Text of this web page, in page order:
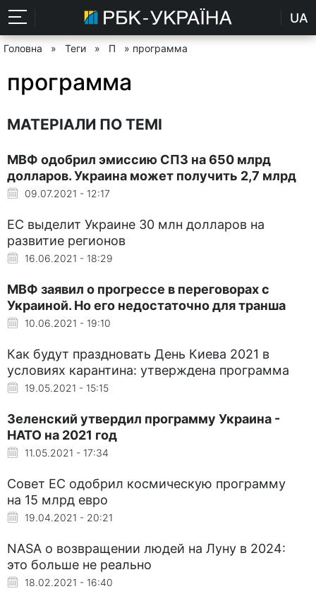
UA
Головна » Теги » П » программа
программа
МАТЕРІАЛИ ПО ТЕМІ
МВФ одобрил эмиссию СПЗ на 650 млрд
долларов. Украина может получить 2,7 млрд
09.07.2021 - 12:17
ЕС выделит Украине 30 млн долларов на
развитие регионов
16.06.2021 - 18:29
МВФ заявил о прогрессе в переговорах с
Украиной. Но его недостаточно для транша
10.06.2021 - 19:10
Как будут праздновать День Киева 2021 в
условиях карантина: утверждена программа
19.05.2021 - 15:15
Зеленский утвердил программу Украина -
НАТО на 2021 год
11.05.2021 - 17:34
Совет ЕС одобрил космическую программу
на 15 млрд евро
19.04.2021 - 20:21
NASA о возвращении людей на Луну в 2024:
это больше не реально
18.02.2021 - 16:40